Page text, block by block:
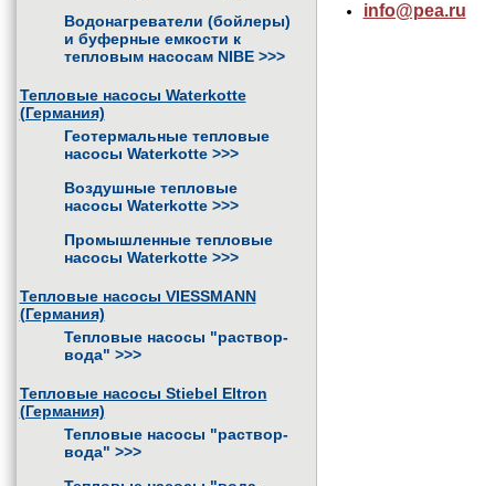
Водонагреватели (бойлеры)
и буферные емкости к
тепловым насосам NIBE >>>
Тепловые насосы Waterkotte
(Германия)
Геотермальные тепловые
насосы Waterkotte >>>
Воздушные тепловые
насосы Waterkotte >>>
Промышленные тепловые
насосы Waterkotte >>>
Тепловые насосы VIESSMANN
(Германия)
Тепловые насосы "раствор-
вода" >>>
Тепловые насосы Stiebel Eltron
(Германия)
Тепловые насосы "раствор-
вода" >>>
info@pea.ru